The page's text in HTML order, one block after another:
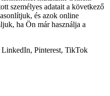
személyes adatait a következő
és azok online
ha Ön már használja a
Pinterest, TikTok